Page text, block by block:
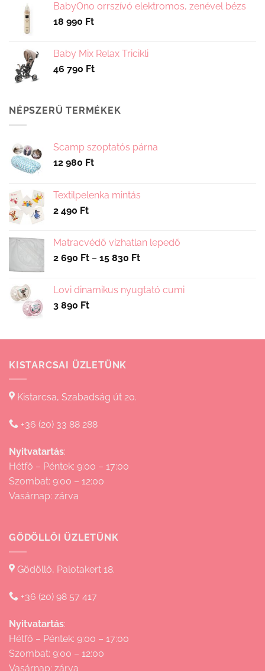
BabyOno orrszívó elektromos, zenével bézs
18 990 Ft
Baby Mix Relax Tricikli
46 790 Ft
NÉPSZERŰ TERMÉKEK
Scamp szoptatós párna
12 980 Ft
Textilpelenka mintás
2 490 Ft
Matracvédő vízhatlan lepedő
2 690 Ft – 15 830 FtÁrtartomány:
-
Lovi dinamikus nyugtató cumi
3 890 Ft
KISTARCSAI ÜZLETÜNK
Kistarcsa, Szabadság út 20.
+36 (20) 33 88 288
Nyitvatartás:
Hétfő – Péntek: 9:00 – 17:00
Szombat: 9:00 – 12:00
Vasárnap: zárva
GÖDÖLLŐI ÜZLETÜNK
Gödöllő, Palotakert 18.
+36 (20) 98 57 417
Nyitvatartás:
Hétfő – Péntek: 9:00 – 17:00
Szombat: 9:00 – 12:00
Vasárnap: zárva